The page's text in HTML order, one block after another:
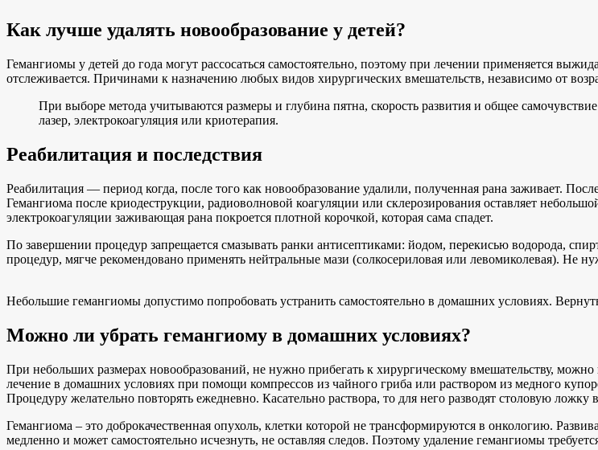
Как лучше удалять новообразование у детей?
Гемангиомы у детей до года могут рассосаться самостоятельно, поэтому при лечении применяется
отслеживается. Причинами к назначению любых видов хирургических вмешательств, независимо от
При выборе метода учитываются размеры и глубина пятна, скорость развития и общее
лазер, электрокоагуляция или криотерапия.
Реабилитация и последствия
Реабилитация — период когда, после того как новообразование удалили, полученная рана заживает.
Гемангиома после криодеструкции, радиоволновой коагуляции или склерозирования оставляет
электрокоагуляции заживающая рана покроется плотной корочкой, которая сама спадет.
По завершении процедур запрещается смазывать ранки антисептиками: йодом, перекисью водорода,
процедур, мягче рекомендовано применять нейтральные мази (солкосериловая или левомиколевая). Не
Небольшие гемангиомы допустимо попробовать устранить самостоятельно в домашних условиях.
Можно ли убрать гемангиому в домашних условиях?
При небольших размерах новообразований, не нужно прибегать к хирургическому вмешательству, можно
лечение в домашних условиях при помощи компрессов из чайного гриба или раствором из медного
Процедуру желательно повторять ежедневно. Касательно раствора, то для него разводят столовую
Гемангиома – это доброкачественная опухоль, клетки которой не трансформируются в онкологию.
медленно и может самостоятельно исчезнуть, не оставляя следов. Поэтому удаление гемангиомы